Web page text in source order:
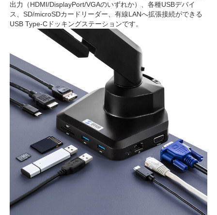
出力（HDMI/DisplayPort/VGAのいずれか）、各種USBデバイ
ス、SD/microSDカードリーダー、有線LANへ拡張接続ができる
USB Type-Cドッキングステーションです。